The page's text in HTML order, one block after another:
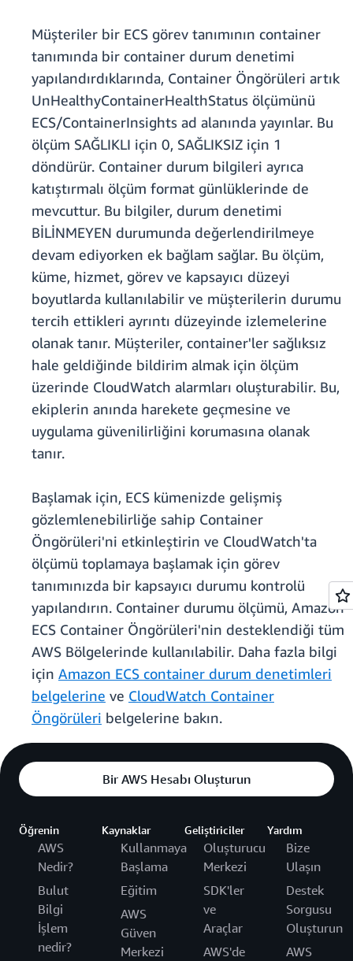
Müşteriler bir ECS görev tanımının container
tanımında bir container durum denetimi
yapılandırdıklarında, Container Öngörüleri artık
UnHealthyContainerHealthStatus ölçümünü
ECS/ContainerInsights ad alanında yayınlar. Bu
ölçüm SAĞLIKLI için 0, SAĞLIKSIZ için 1
döndürür. Container durum bilgileri ayrıca
katıştırmalı ölçüm format günlüklerinde de
mevcuttur. Bu bilgiler, durum denetimi
BİLİNMEYEN durumunda değerlendirilmeye
devam ediyorken ek bağlam sağlar. Bu ölçüm,
küme, hizmet, görev ve kapsayıcı düzeyi
boyutlarda kullanılabilir ve müşterilerin durumu
tercih ettikleri ayrıntı düzeyinde izlemelerine
olanak tanır. Müşteriler, container'ler sağlıksız
hale geldiğinde bildirim almak için ölçüm
üzerinde CloudWatch alarmları oluşturabilir. Bu,
ekiplerin anında harekete geçmesine ve
uygulama güvenilirliğini korumasına olanak
tanır.
Başlamak için, ECS kümenizde gelişmiş
gözlemlenebilirliğe sahip Container
Öngörüleri'ni etkinleştirin ve CloudWatch'ta
ölçümü toplamaya başlamak için görev
tanımınızda bir kapsayıcı durumu kontrolü
yapılandırın. Container durumu ölçümü, Amazon
ECS Container Öngörüleri'nin desteklendiği tüm
AWS Bölgelerinde kullanılabilir. Daha fazla bilgi
için Amazon ECS container durum denetimleri
belgelerine ve CloudWatch Container
Öngörüleri belgelerine bakın.
Bir AWS Hesabı Oluşturun
Öğrenin
AWS
Nedir?
Bulut
Bilgi
İşlem
nedir?
Kaynaklar
Kullanmaya
Başlama
Eğitim
AWS
Güven
Merkezi
Geliştiriciler
Oluşturucu
Merkezi
SDK'ler
ve
Araçlar
AWS'de
Yardım
Bize
Ulaşın
Destek
Sorgusu
Oluşturun
AWS